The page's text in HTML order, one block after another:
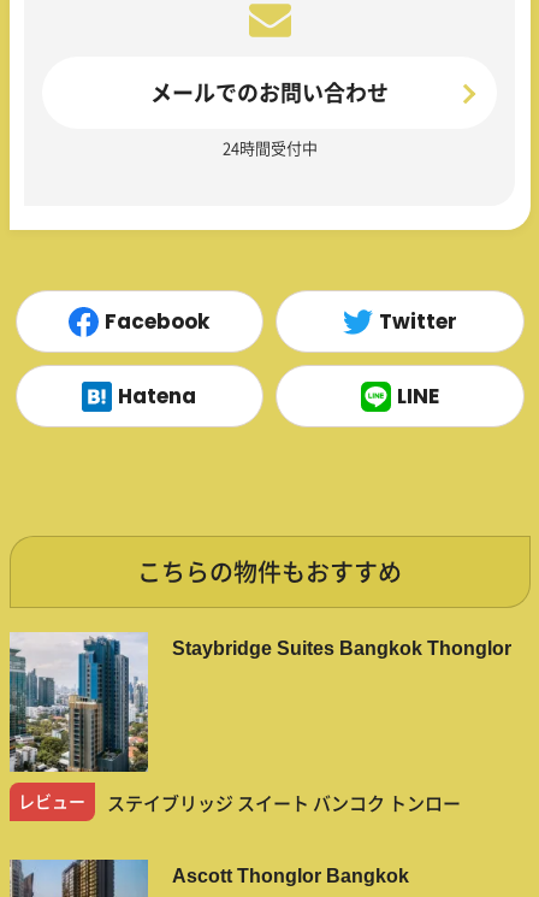
メールでのお問い合わせ
24時間受付中
Facebook Twitter
Hatena LINE
こちらの物件もおすすめ
Staybridge Suites Bangkok Thonglor
レビュー ステイブリッジ スイート バンコク トンロー
Ascott Thonglor Bangkok